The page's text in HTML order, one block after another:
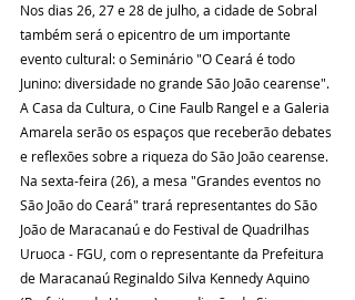
Nos dias 26, 27 e 28 de julho, a cidade de Sobral
também será o epicentro de um importante
evento cultural: o Seminário "O Ceará é todo
Junino: diversidade no grande São João cearense".
A Casa da Cultura, o Cine Faulb Rangel e a Galeria
Amarela serão os espaços que receberão debates
e reflexões sobre a riqueza do São João cearense.
Na sexta-feira (26), a mesa "Grandes eventos no
São João do Ceará" trará representantes do São
João de Maracanaú e do Festival de Quadrilhas
Uruoca - FGU, com o representante da Prefeitura
de Maracanaú Reginaldo Silva Kennedy Aquino